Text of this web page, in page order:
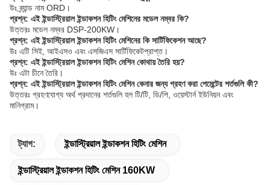
উঃ ব্র্যান্ড নাম ORD।
প্রশ্ন: এই ইন্ডাস্ট্রিয়াল ইন্ডাকশন হিটিং মেশিনের মডেল নম্বর কি?
উত্তরঃ মডেল নম্বর DSP-200KW।
প্রশ্ন: এই ইন্ডাস্ট্রিয়াল ইন্ডাকশন হিটিং মেশিনের কি সার্টিফিকেশন আছে?
উঃ এটি সিই, আইএসও এবং এসজিএস সার্টিফিকেটপ্রাপ্ত।
প্রশ্ন: এই ইন্ডাস্ট্রিয়াল ইন্ডাকশন হিটিং মেশিন কোথায় তৈরি হয়?
উঃ এটা চীনে তৈরি।
প্রশ্ন: এই ইন্ডাস্ট্রিয়াল ইন্ডাকশন হিটিং মেশিন কেনার জন্য গ্রহণ করা পেমেন্টের শর্তগুলি কী?
উত্তরঃ গ্রহণযোগ্য অর্থ প্রদানের শর্তগুলি হল টি/টি, ডি/পি, ওয়েস্টার্ন ইউনিয়ন এবং
মানিগ্রাম।
ট্যাগ: ইন্ডাস্ট্রিয়াল ইন্ডাকশন হিটিং মেশিন
ইন্ডাস্ট্রিয়াল ইন্ডাকশন হিটিং মেশিন 160KW